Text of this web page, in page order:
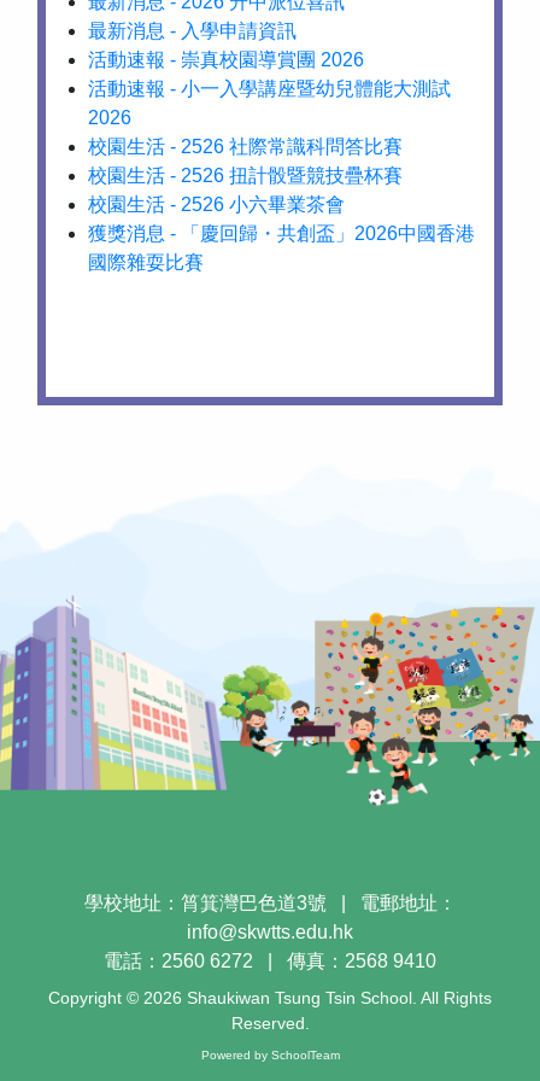
最新消息 - 入學申請資訊
活動速報 - 崇真校園導賞團 2026
活動速報 - 小一入學講座暨幼兒體能大測試
2026
校園生活 - 2526 社際常識科問答比賽
校園生活 - 2526 扭計骰暨競技疊杯賽
校園生活 - 2526 小六畢業茶會
獲獎消息 - 「慶回歸・共創盃」2026中國香港
國際雜耍比賽
學校地址：筲箕灣巴色道3號
電郵地址：
info@skwtts.edu.hk
電話：2560 6272
傳真：2568 9410
Copyright © 2026 Shaukiwan Tsung Tsin School. All Rights
Reserved.
Powered by SchoolTeam